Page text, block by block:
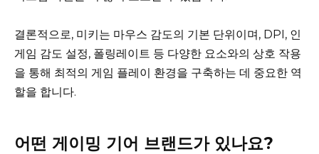
결론적으로, 미키는 마우스 감도의 기본 단위이며, DPI, 인
게임 감도 설정, 폴링레이트 등 다양한 요소와의 상호 작용
을 통해 최적의 게임 플레이 환경을 구축하는 데 중요한 역
할을 합니다.
어떤 게이밍 기어 브랜드가 있나요?